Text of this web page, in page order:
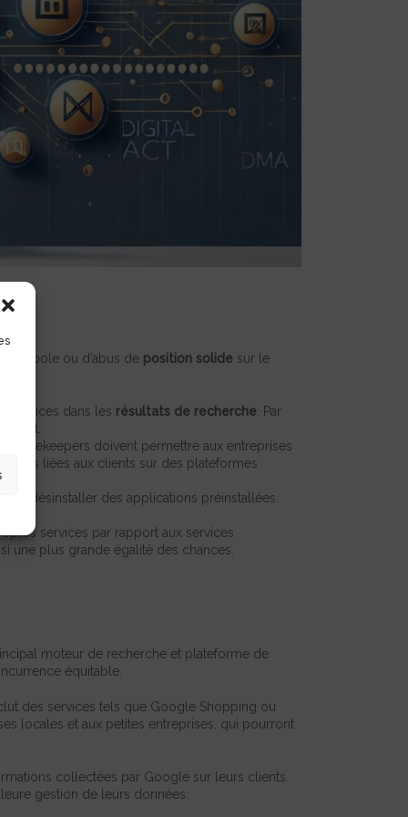
ou d’abus de position solide sur le
services dans les résultats de recherche. Par
gatekeepers doivent permettre aux entreprises
liées aux clients sur des plateformes
de désinstaller des applications préinstallées.
services par rapport aux services
une plus grande égalité des chances.
moteur de recherche et plateforme de
équitable.
des services tels que Google Shopping ou
locales et aux petites entreprises, qui pourront
collectées par Google sur leurs clients.
gestion de leurs données.